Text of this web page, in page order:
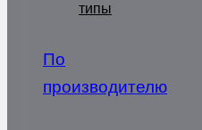
типы
По
производителю